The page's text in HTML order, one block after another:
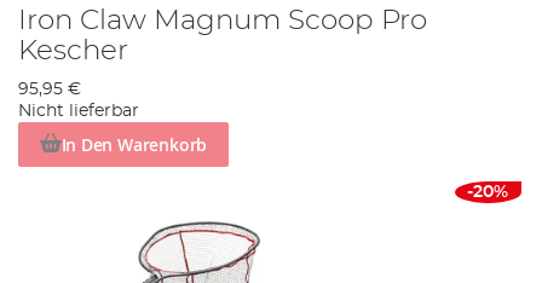
Iron Claw Magnum Scoop Pro
Kescher
95,95 €
Nicht lieferbar
In Den Warenkorb
-20%